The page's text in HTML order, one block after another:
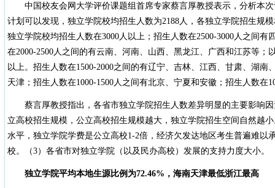
中国校友会网大学评价课题组首席专家蔡言厚教授表示，分析本
计划可以发现，独立学院校均招生人数为2188人，各独立学院招生规
独立学院校均招生人数在3000人以上；招生人数在2500-3000人之间有
在2000-2500人之间的有云南、河南、山西、黑龙江、广西和江苏等；
以上。招生人数在1500-2000之间的有辽宁、吉林、江西、甘肃、湖南
天津；招生人数在1000-1500人之间有北京、宁夏和安徽；招生人数在
蔡言厚教授指出，各省市独立学院招生人数差异明显的主要影响
立高校招生规模，公立高校招生规模越大，独立学院招生空间自然越
水平，独立学院学费是公立高校1-2倍，经济欠发达地区考生普遍难以
校。（3）各省市对独立学院（以及民办高校）发展的支持力度大小。
独立学院平均本地生源比例为72.46%，海南天津最低浙江最高